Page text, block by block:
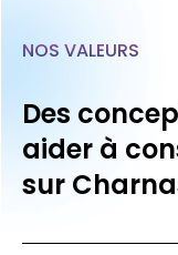
NOS VALEURS
Des
aider à
sur